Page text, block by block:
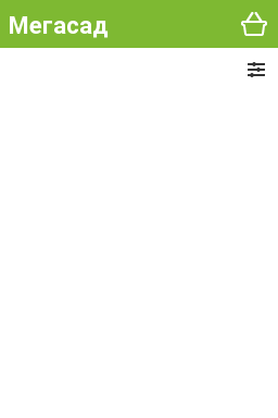
Мегасад